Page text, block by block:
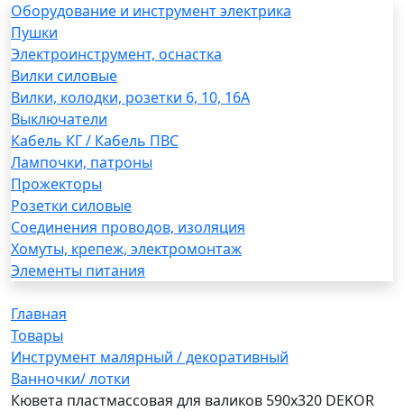
Оборудование и инструмент электрика
Пушки
Электроинструмент, оснастка
Вилки силовые
Вилки, колодки, розетки 6, 10, 16А
Выключатели
Кабель КГ / Кабель ПВС
Лампочки, патроны
Прожекторы
Розетки силовые
Соединения проводов, изоляция
Хомуты, крепеж, электромонтаж
Элементы питания
Главная
Товары
Инструмент малярный / декоративный
Ванночки/ лотки
Кювета пластмассовая для валиков 590х320 DEKOR